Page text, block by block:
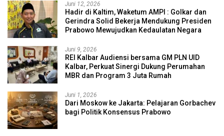
Juni 12, 2026
Hadir di Kaltim, Waketum AMPI : Golkar dan
Gerindra Solid Bekerja Mendukung Presiden
Prabowo Mewujudkan Kedaulatan Negara
Juni 9, 2026
REI Kalbar Audiensi bersama GM PLN UID
Kalbar, Perkuat Sinergi Dukung Perumahan
MBR dan Program 3 Juta Rumah
Juni 1, 2026
Dari Moskow ke Jakarta: Pelajaran Gorbachev
bagi Politik Konsensus Prabowo